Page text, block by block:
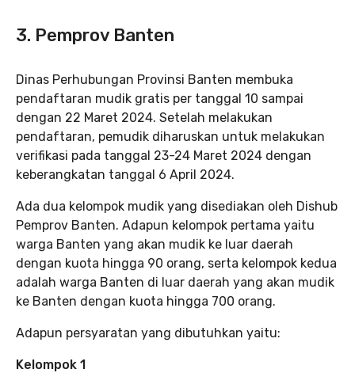
3. Pemprov Banten
Dinas Perhubungan Provinsi Banten membuka
pendaftaran mudik gratis per tanggal 10 sampai
dengan 22 Maret 2024. Setelah melakukan
pendaftaran, pemudik diharuskan untuk melakukan
verifikasi pada tanggal 23-24 Maret 2024 dengan
keberangkatan tanggal 6 April 2024.
Ada dua kelompok mudik yang disediakan oleh Dishub
Pemprov Banten. Adapun kelompok pertama yaitu
warga Banten yang akan mudik ke luar daerah
dengan kuota hingga 90 orang, serta kelompok kedua
adalah warga Banten di luar daerah yang akan mudik
ke Banten dengan kuota hingga 700 orang.
Adapun persyaratan yang dibutuhkan yaitu:
Kelompok 1